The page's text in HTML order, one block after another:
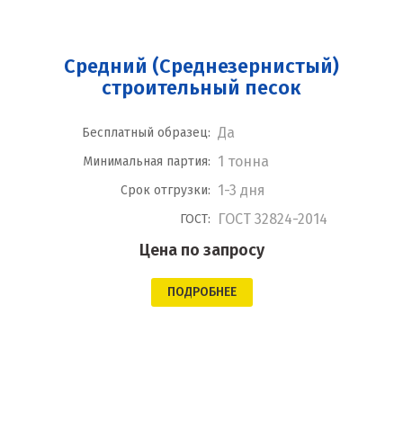
Средний (Среднезернистый)
строительный песок
Бесплатный образец: Да
Минимальная партия: 1 тонна
Срок отгрузки: 1-3 дня
ГОСТ: ГОСТ 32824-2014
Цена по запросу
ПОДРОБНЕЕ